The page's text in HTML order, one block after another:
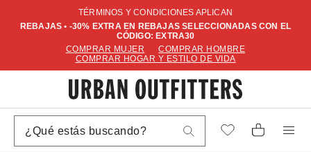
TÉRMINOS Y CONDICIONES APLICAN
REBAJAS • -30% EXTRA EN REBAJAS SELECCIONADAS CON EL
CÓDIGO: EXTRA30
COMPRAR MUJER
COMPRAR HOMBRE
COMPRAR HOGAR Y ESTILO DE VIDA